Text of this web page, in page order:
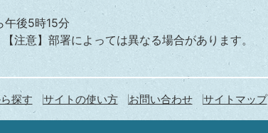
午後5時15分
【注意】部署によっては異なる場合があります。
探す サイトの使い方 お問い合わせ サイトマップ